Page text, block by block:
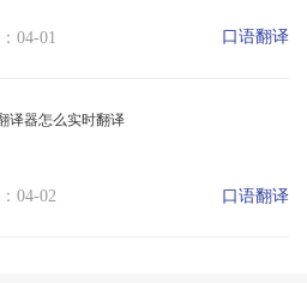
04-01 口语翻译
译器怎么实时翻译
04-02 口语翻译